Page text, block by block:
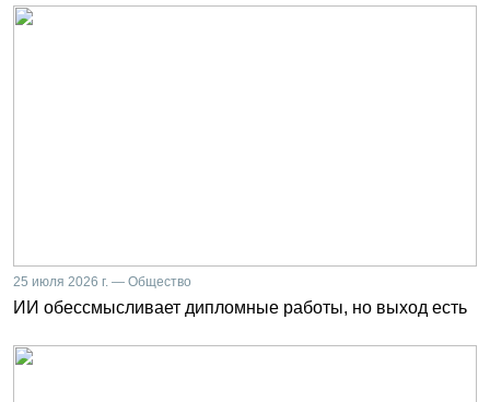
25 июля 2026 г. — Общество
ИИ обессмысливает дипломные работы, но выход есть